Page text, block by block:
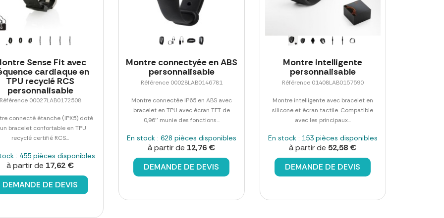
Sense Fit avec
cardiaque en
TPU recyclé RCS
personnalisable
00027LAB0172508
connecté étanche (IPX5) doté
bracelet confortable en TPU
recyclé certifié RCS...
: 455 pièces disponibles
à partir de 17,62 €
DEMANDE DE DEVIS
Montre connectyée en ABS
personnalisable
Référence 00028LAB0146781
Montre connectée IP65 en ABS avec
bracelet en TPU avec écran TFT de
0,96'' munie des fonctions...
En stock : 628 pièces disponibles
à partir de 12,76 €
DEMANDE DE DEVIS
Montre intelligente
personnalisable
Référence 01408LAB0157590
Montre intelligente avec bracelet en
silicone et écran tactile. Compatible
avec les principaux...
En stock : 153 pièces disponibles
à partir de 52,58 €
DEMANDE DE DEVIS